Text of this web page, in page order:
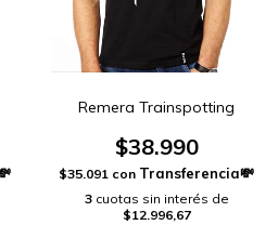
Remera Trainspotting
$38.990
$35.091 con
3 cuotas sin interés de
$12.996,67